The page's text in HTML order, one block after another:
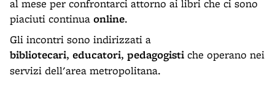
al mese per confrontarci attorno ai libri che ci sono
piaciuti continua online.
Gli incontri sono indirizzati a
bibliotecari, educatori, pedagogisti che operano nei
servizi dell'area metropolitana.